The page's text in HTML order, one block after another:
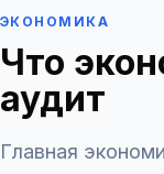
ЭКОНОМИКА
Что
аудит
Главная